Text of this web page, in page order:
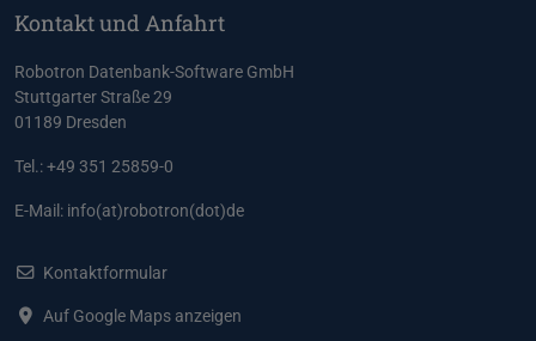
Kontakt und Anfahrt
Robotron Datenbank-Software GmbH
Stuttgarter Straße 29
01189 Dresden
Tel.: +49 351 25859-0
E-Mail: info(at)robotron(dot)de
Kontaktformular
Auf Google Maps anzeigen